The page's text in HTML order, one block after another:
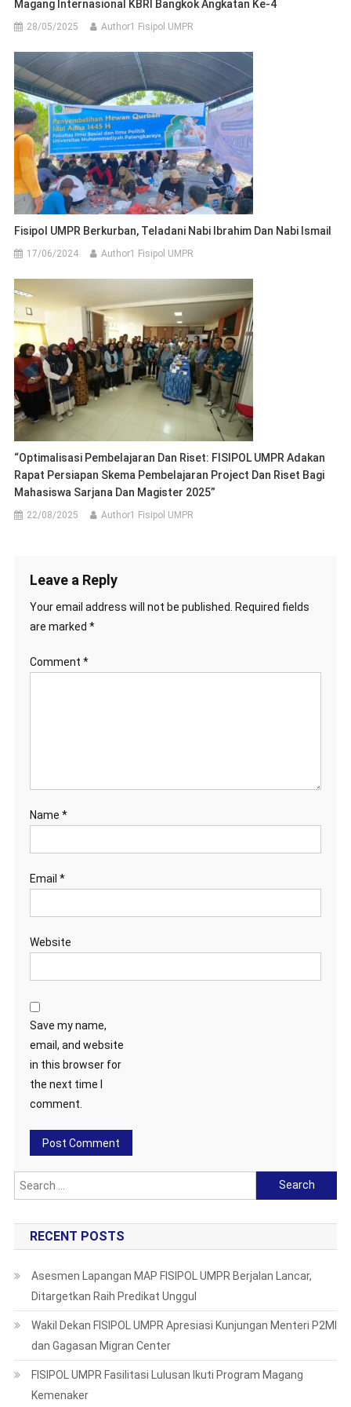
Magang Internasional KBRI Bangkok Angkatan Ke-4
28/05/2025 Author1 Fisipol UMPR
Fisipol UMPR Berkurban, Teladani Nabi Ibrahim Dan Nabi Ismail
17/06/2024 Author1 Fisipol UMPR
“Optimalisasi Pembelajaran Dan Riset: FISIPOL UMPR Adakan
Rapat Persiapan Skema Pembelajaran Project Dan Riset Bagi
Mahasiswa Sarjana Dan Magister 2025”
22/08/2025 Author1 Fisipol UMPR
Leave a Reply
Your email address will not be published.
Required fields
are marked *
Comment *
Name *
Email *
Website
Save my name,
email, and website
in this browser for
the next time I
comment.
Search
for:
RECENT POSTS
Asesmen Lapangan MAP FISIPOL UMPR Berjalan Lancar,
Ditargetkan Raih Predikat Unggul
Wakil Dekan FISIPOL UMPR Apresiasi Kunjungan Menteri P2MI
dan Gagasan Migran Center
FISIPOL UMPR Fasilitasi Lulusan Ikuti Program Magang
Kemenaker